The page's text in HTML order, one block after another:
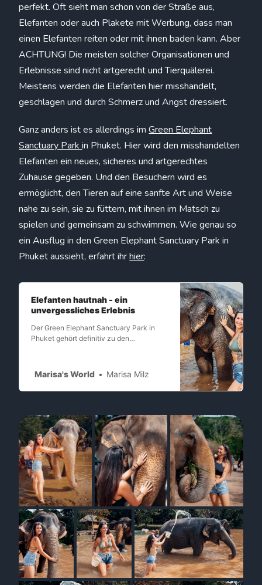
perfekt. Oft sieht man schon von der Straße aus,
Elefanten oder auch Plakete mit Werbung, dass man
einen Elefanten reiten oder mit ihnen baden kann. Aber
ACHTUNG! Die meisten solcher Organisationen und
Erlebnisse sind nicht artgerecht und Tierquälerei.
Meistens werden die Elefanten hier misshandelt,
geschlagen und durch Schmerz und Angst dressiert.
Ganz anders ist es allerdings imGreen Elephant
Sanctuary Parkin Phuket. Hier wird den misshandelten
Elefanten ein neues, sicheres und artgerechtes
Zuhause gegeben. Und den Besuchern wird es
ermöglicht, den Tieren auf eine sanfte Art und Weise
nahe zu sein, sie zu füttern, mit ihnen im Matsch zu
spielen und gemeinsam zu schwimmen. Wie genau so
ein Ausflug in den Green Elephant Sanctuary Park in
Phuket aussieht, erfahrt ihrhier:
Elefanten hautnah - ein
unvergessliches Erlebnis
Der Green Elephant Sanctuary Park in
Phuket gehört definitiv zu den
einzigartige Erfahrung. Im GreenElephant
elephantsanctuarypark.com/] kann
Marisa's World Marisa Milz